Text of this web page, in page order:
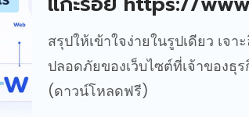
สรุปให้เข้าใจง่ายในรูปเดียว เจา
ปลอดภัยของเว็บไซต์ที่เจ้าของธุ
(ดาวน์โหลดฟรี)